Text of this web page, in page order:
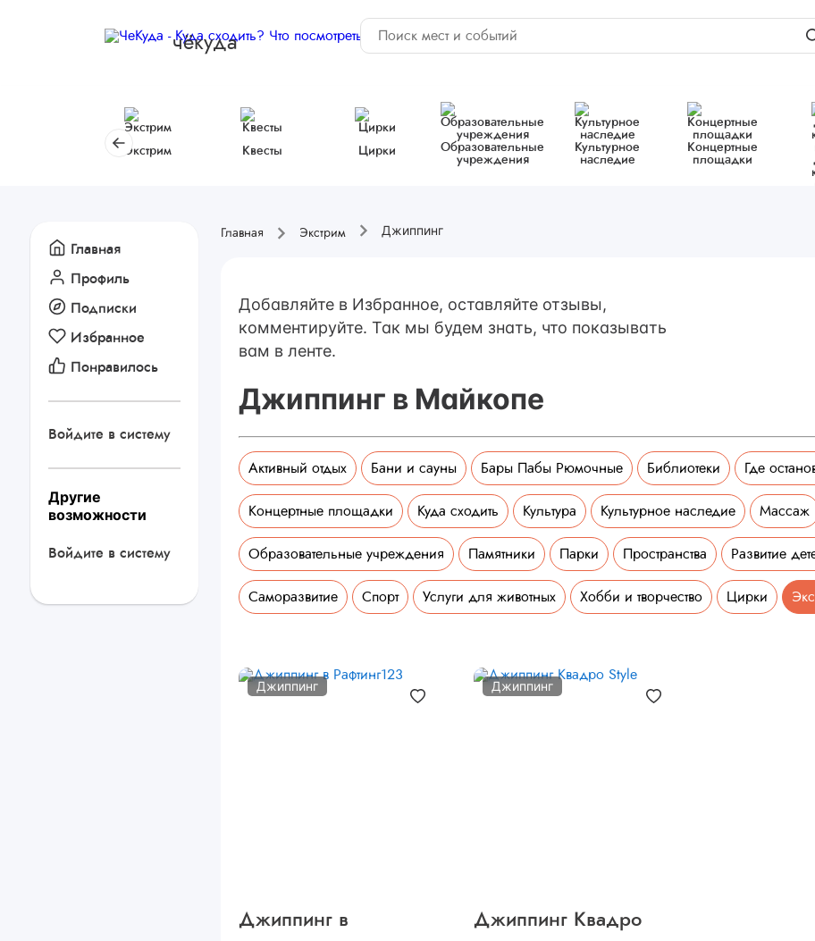
чёкуда
Экстрим Квесты Цирки
Образовательные
учреждения
Культурное
наследие
Концертные
площадки
Главная
Профиль
Подписки
Избранное
Понравилось
Войдите в систему
Другие
возможности
Войдите в систему
Главная Экстрим Джиппинг
Добавляйте в Избранное, оставляйте отзывы,
комментируйте. Так мы будем знать, что показывать
вам в ленте.
Джиппинг в Майкопе
Активный отдых Бани и сауны Бары Пабы Рюмочные Библиотеки Где
Концертные площадки Куда сходить Культура Культурное наследие Массаж
Образовательные учреждения Памятники Парки Пространства Развитие
Саморазвитие Спорт Услуги для животных Хобби и творчество Цирки
Джиппинг
Джиппинг в
Джиппинг
Джиппинг Квадро